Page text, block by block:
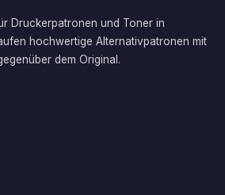
Druckerpatronen und Toner in
hochwertige Alternativpatronen mit
dem Original.